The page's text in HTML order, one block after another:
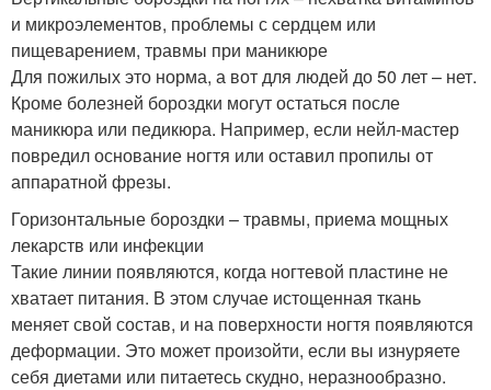
и микроэлементов, проблемы с сердцем или
пищеварением, травмы при маникюре
Для пожилых это норма, а вот для людей до 50 лет – нет.
Кроме болезней бороздки могут остаться после
маникюра или педикюра. Например, если нейл-мастер
повредил основание ногтя или оставил пропилы от
аппаратной фрезы.
Горизонтальные бороздки – травмы, приема мощных
лекарств или инфекции
Такие линии появляются, когда ногтевой пластине не
хватает питания. В этом случае истощенная ткань
меняет свой состав, и на поверхности ногтя появляются
деформации. Это может произойти, если вы изнуряете
себя диетами или питаетесь скудно, неразнообразно.